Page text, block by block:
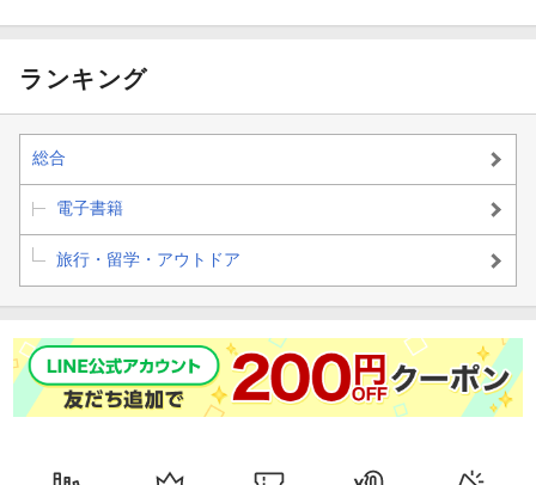
飲茶／広東料理／潮州料理／中国各地料理／素菜／鍋料理／海鮮
料理／粥麺／焼味／ボー仔飯／茶餐廳・冰室／各国料理／スイー
【ショッピングガイド】
●ショッピングセンター／ファッション／雑貨・インテリア／食
●ナイトスポット／スパ＆マッサージ／香港の映画／エンタメ／香
港競馬
ランキング
総合
電子書籍
旅行・留学・アウトドア